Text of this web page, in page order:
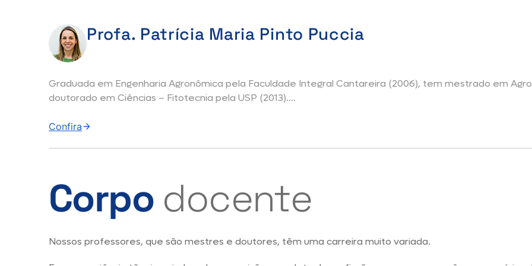
Profa. Patrícia Maria Pinto Puccia
Graduada em Engenharia Agronômica pela Faculdade Integral Cantareira (2006), tem mestrado em
doutorado em Ciências – Fitotecnia pela USP (2013).
Além disso, a Profa. Patrícia tem ampla experiência em Agronomia, focando em Tecnologia dos
prateleira.
Atualmente, coordena o curso de Agronomia na Unisa.
Confira
Corpo docente
Nossos professores, que são mestres e doutores, têm uma carreira muito variada.